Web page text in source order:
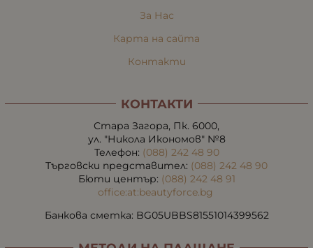
За Нас
Карта на сайта
Контакти
КОНТАКТИ
Стара Загора, Пк. 6000,
ул. "Никола Икономов" №8
Телефон: (088) 242 48 90
Търговски представител: (088) 242 48 90
Бюти център: (088) 242 48 91
office:at:beautyforce.bg
Банкова сметка: BG05UBBS81551014399562